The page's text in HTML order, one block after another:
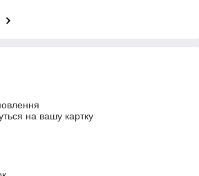
на вашу картку